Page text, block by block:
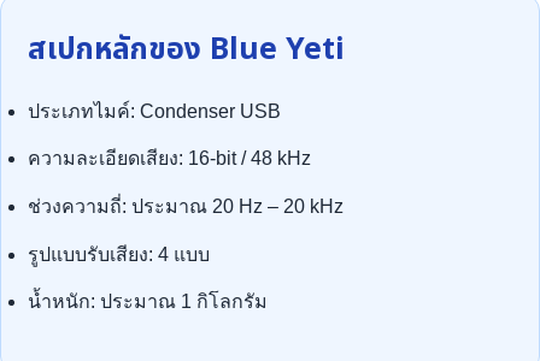
สเปกหลักของ Blue Yeti
ประเภทไมค์: Condenser USB
ความละเอียดเสียง: 16-bit / 48 kHz
ช่วงความถี่: ประมาณ 20 Hz – 20 kHz
รูปแบบรับเสียง: 4 แบบ
น้ำหนัก: ประมาณ 1 กิโลกรัม